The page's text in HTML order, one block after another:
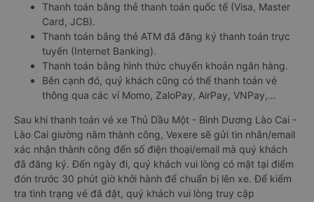
Thanh toán bằng thẻ thanh toán quốc tế (Visa, Master
Card, JCB).
Thanh toán bằng thẻ ATM đã đăng ký thanh toán trực
tuyến (Internet Banking).
Thanh toán bằng hình thức chuyển khoản ngân hàng.
Bên cạnh đó, quý khách cũng có thể thanh toán vé
thông qua các ví Momo, ZaloPay, AirPay, VNPay,…
Sau khi thanh toán vé xe Thủ Dầu Một - Bình Dương Lào Cai -
Lào Cai giường nằm thành công, Vexere sẽ gửi tin nhắn/email
xác nhận thành công đến số điện thoại/email mà quý khách
đã đăng ký. Đến ngày đi, quý khách vui lòng có mặt tại điểm
đón trước 30 phút giờ khởi hành để chuẩn bị lên xe. Để kiểm
tra tình trạng vé đã đặt, quý khách vui lòng truy cập